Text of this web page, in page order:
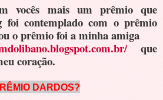
vocês mais um prêmio que
foi contemplado com o prêmio
o prêmio foi a minha amiga
que
coração.
DARDOS?